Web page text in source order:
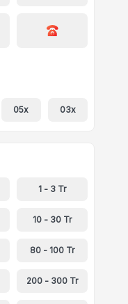
05x 03x
1 - 3 Tr
10 - 30 Tr
80 - 100 Tr
200 - 300 Tr